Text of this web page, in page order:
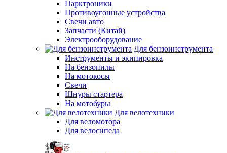
Парктроники
Противоугонные устройства
Свечи авто
Запчасти (Китай)
Электрооборудование
Для бензоинструмента
Инструменты и экипировка
На бензопилы
На мотокосы
Свечи
Шнуры стартера
На мотобуры
Для велотехники
Для веломотора
Для велосипеда